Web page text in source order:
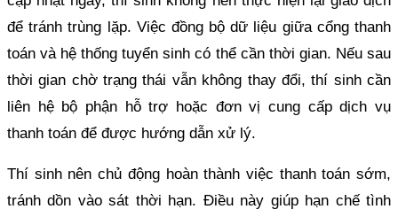
để tránh trùng lặp. Việc đồng bộ dữ liệu giữa cổng thanh
toán và hệ thống tuyển sinh có thể cần thời gian. Nếu sau
thời gian chờ trạng thái vẫn không thay đổi, thí sinh cần
liên hệ bộ phận hỗ trợ hoặc đơn vị cung cấp dịch vụ
thanh toán để được hướng dẫn xử lý.
Thí sinh nên chủ động hoàn thành việc thanh toán sớm,
tránh dồn vào sát thời hạn. Điều này giúp hạn chế tình